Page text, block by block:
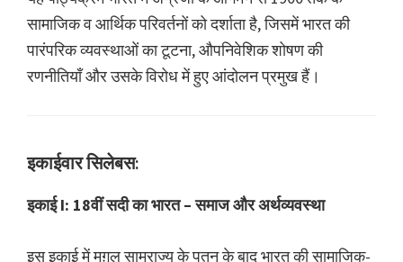
सामाजिक व आर्थिक परिवर्तनों को दर्शाता है, जिसमें भारत की
पारंपरिक व्यवस्थाओं का टूटना, औपनिवेशिक शोषण की
रणनीतियाँ और उसके विरोध में हुए आंदोलन प्रमुख हैं।
इकाईवार सिलेबस:
इकाई I: 18वीं सदी का भारत – समाज और अर्थव्यवस्था
इस इकाई में मुग़ल साम्राज्य के पतन के बाद भारत की सामाजिक-